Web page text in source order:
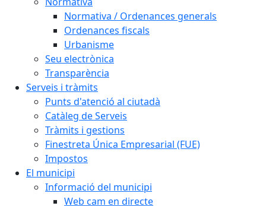
Normativa / Ordenances generals
Ordenances fiscals
Urbanisme
Seu electrònica
Transparència
Serveis i tràmits
Punts d'atenció al ciutadà
Catàleg de Serveis
Tràmits i gestions
Finestreta Única Empresarial (FUE)
Impostos
El municipi
Informació del municipi
Web cam en directe